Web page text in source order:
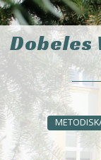
Dobeles